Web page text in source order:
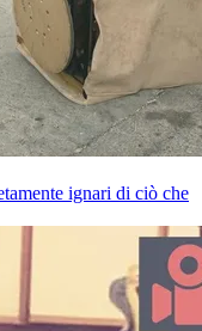
ignari di ciò che